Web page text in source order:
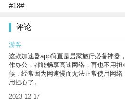
#18#
评论
游客
这款加速器app简直是居家旅行必备神器
作办公，都能畅享高速网络，再也不用
候，经常因为网速慢而无法正常使用网
用担心了。
2023-12-17